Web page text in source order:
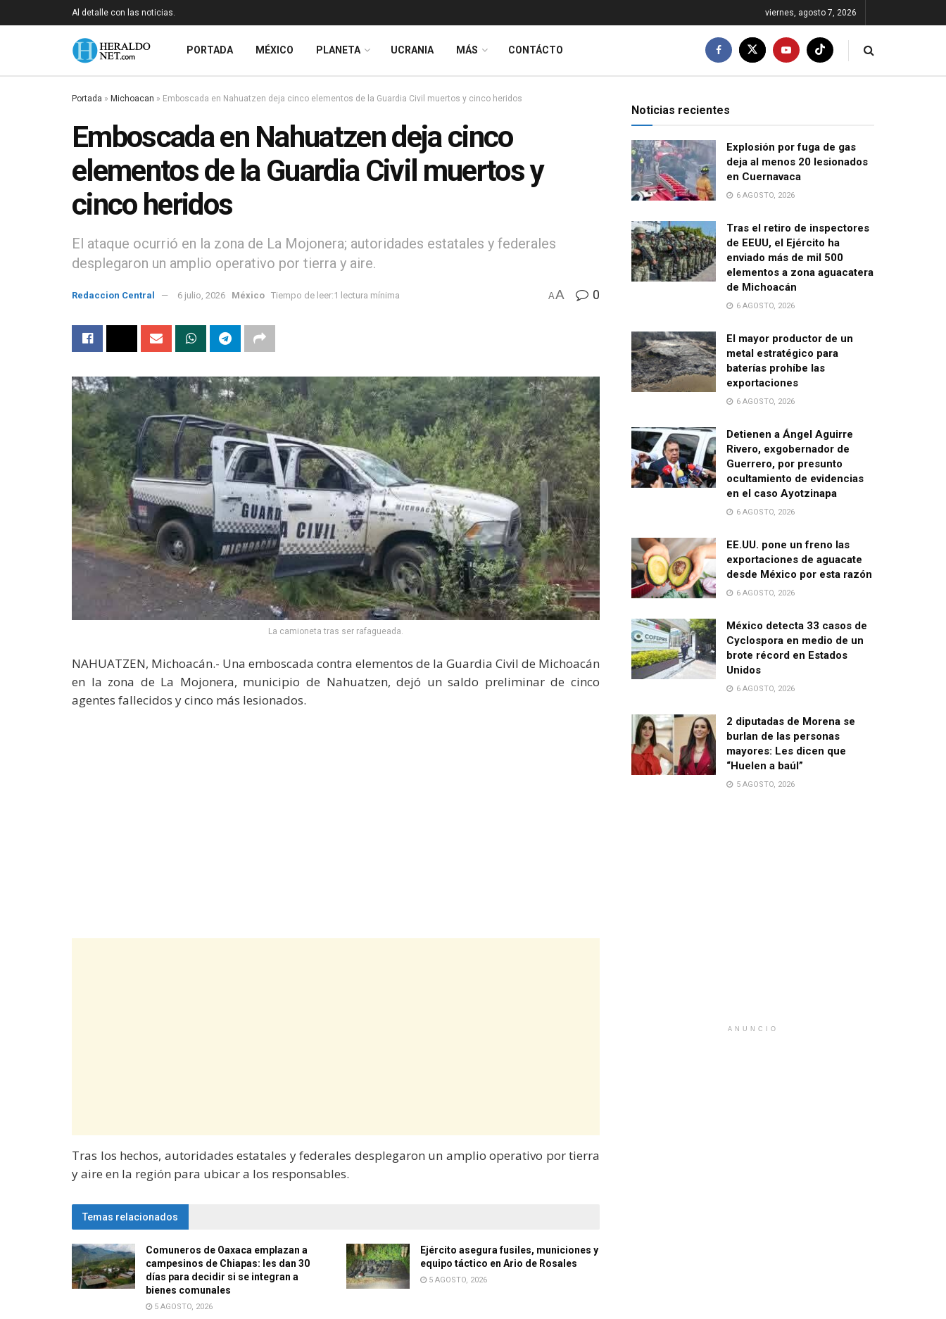
Al detalle con las noticias. viernes, agosto 7, 2026
PORTADA MÉXICO PLANETA UCRANIA MÁS CONTÁCTO
Portada » Michoacan » Emboscada en Nahuatzen deja cinco elementos de la Guardia Civil muertos y cinco heridos
Emboscada en Nahuatzen deja cinco
elementos de la Guardia Civil muertos y
cinco heridos
El ataque ocurrió en la zona de La Mojonera; autoridades estatales y federales
desplegaron un amplio operativo por tierra y aire.
Redaccion Central 6 julio, 2026 México Tiempo de leer:1 lectura mínima AA 0
La camioneta tras ser rafagueada.
NAHUATZEN, Michoacán.- Una emboscada contra elementos de la Guardia Civil de Michoacán
en la zona de La Mojonera, municipio de Nahuatzen, dejó un saldo preliminar de cinco
agentes fallecidos y cinco más lesionados.
Tras los hechos, autoridades estatales y federales desplegaron un amplio operativo por tierra
y aire en la región para ubicar a los responsables.
Temas relacionados
Comuneros de Oaxaca emplazan a
campesinos de Chiapas: les dan 30
días para decidir si se integran a
bienes comunales
5 AGOSTO, 2026
Ejército asegura fusiles, municiones y
equipo táctico en Ario de Rosales
5 AGOSTO, 2026
Noticias recientes
Explosión por fuga de gas
deja al menos 20 lesionados
en Cuernavaca
6 AGOSTO, 2026
Tras el retiro de inspectores
de EEUU, el Ejército ha
enviado más de mil 500
elementos a zona aguacatera
de Michoacán
6 AGOSTO, 2026
El mayor productor de un
metal estratégico para
baterías prohíbe las
exportaciones
6 AGOSTO, 2026
Detienen a Ángel Aguirre
Rivero, exgobernador de
Guerrero, por presunto
ocultamiento de evidencias
en el caso Ayotzinapa
6 AGOSTO, 2026
EE.UU. pone un freno las
exportaciones de aguacate
desde México por esta razón
6 AGOSTO, 2026
México detecta 33 casos de
Cyclospora en medio de un
brote récord en Estados
Unidos
6 AGOSTO, 2026
2 diputadas de Morena se
burlan de las personas
mayores: Les dicen que
“Huelen a baúl”
5 AGOSTO, 2026
ANUNCIO